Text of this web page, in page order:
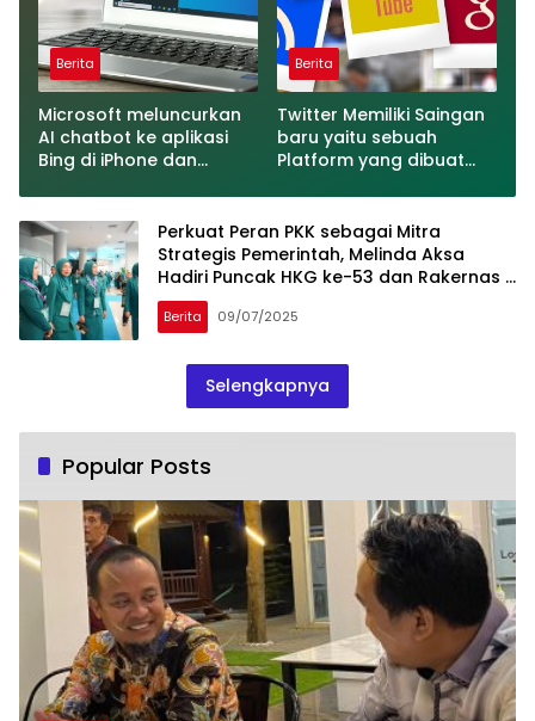
Berita
Microsoft meluncurkan
AI chatbot ke aplikasi
Bing di iPhone dan
Berita
Twitter Memiliki Saingan
baru yaitu sebuah
Platform yang dibuat
Perkuat Peran PKK sebagai Mitra
Strategis Pemerintah, Melinda Aksa
Hadiri Puncak HKG ke-53 dan Rakernas X
PKK di Samarinda
Berita 09/07/2025
Selengkapnya
Popular Posts